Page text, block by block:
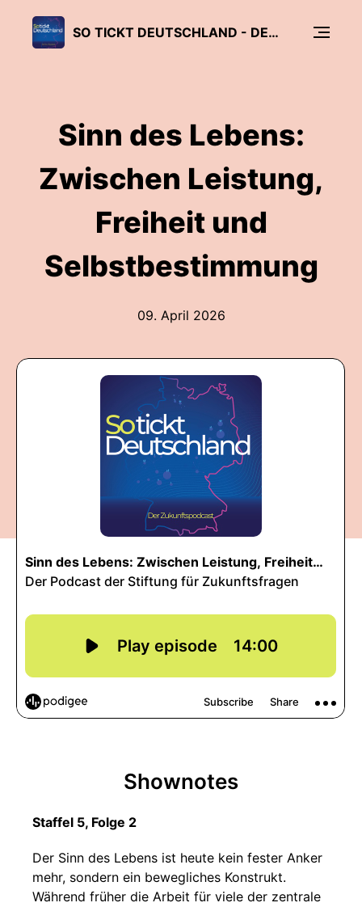
SO TICKT DEUTSCHLAND - DER ZUKUNFTSPODCAST
Sinn des Lebens:
Zwischen Leistung,
Freiheit und
Selbstbestimmung
09. April 2026
Shownotes
Staffel 5, Folge 2
Der Sinn des Lebens ist heute kein fester Anker
mehr, sondern ein bewegliches Konstrukt.
Während früher die Arbeit für viele der zentrale